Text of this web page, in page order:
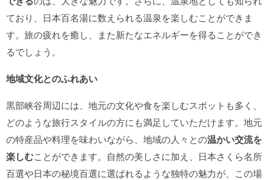
ており、日本百名湯に数えられる温泉を楽しむことができま
す。旅の疲れを癒し、また新たなエネルギーを得ることができ
るでしょう。
地域文化とのふれあい
黒部峡谷周辺には、地元の文化や食を楽しむスポットも多く、
どのような旅行スタイルの方にも満足していただけます。地元
の特産品や料理を味わいながら、地域の人々との温かい交流を
楽しむことができます。自然の美しさに加え、日本さくら名所
百選や日本の秘境百選に選ばれるような独特の魅力が、この場